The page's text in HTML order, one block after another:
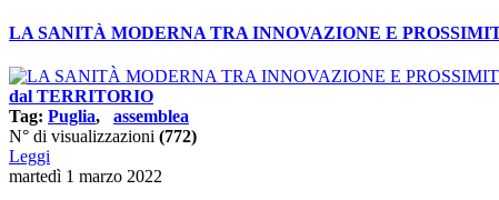
LA SANITÀ MODERNA TRA INNOVAZIONE E
dal TERRITORIO
Tag: Puglia, assemblea
N° di visualizzazioni (772)
Leggi
martedì 1 marzo 2022